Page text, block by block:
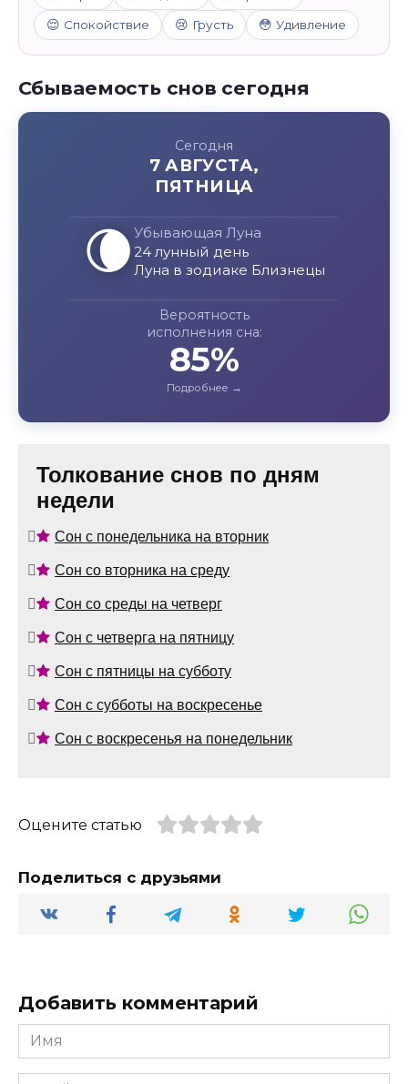
😌 Спокойствие 😢 Грусть 😳 Удивление
Сбываемость снов сегодня
Сегодня
7 АВГУСТА,
ПЯТНИЦА
🌘 Убывающая Луна
24 лунный день
Луна в зодиаке Близнецы
Вероятность
исполнения сна:
85%
Толкование снов по дням
недели
Сон с понедельника на вторник
Сон со вторника на среду
Сон со среды на четверг
Сон с четверга на пятницу
Сон с пятницы на субботу
Сон с субботы на воскресенье
Сон с воскресенья на понедельник
Оцените статью
Поделиться с друзьями
Добавить комментарий
Имя
*